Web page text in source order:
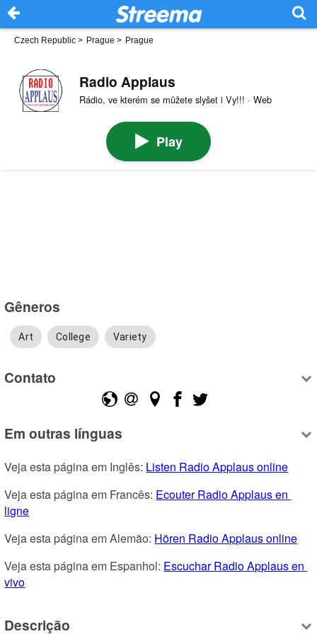
Czech Republic > Prague > Prague
Radio Applaus
Rádio, ve kterém se můžete slyšet i Vy!!! · Web
Play
Gêneros
Art College Variety
Contato
Em outras línguas
Veja esta página em Inglês: Listen Radio Applaus online
Veja esta página em Francês: Ecouter Radio Applaus en
ligne
Veja esta página em Alemão: Hören Radio Applaus online
Veja esta página em Espanhol: Escuchar Radio Applaus en
vivo
Descrição